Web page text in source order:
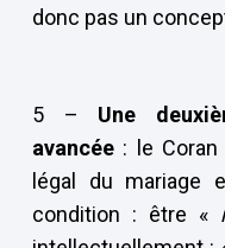
donc pas un
5 – Une
avancée: le Coran
légal du mariage
condition : être «